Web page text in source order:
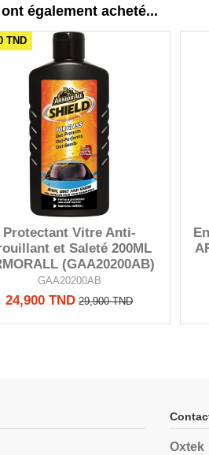
également acheté...
TND
Protectant Vitre Anti-
et Saleté 200ML
(GAA20200AB)
GAA20200AB
24,900 TND 29,900 TND
Oxtek